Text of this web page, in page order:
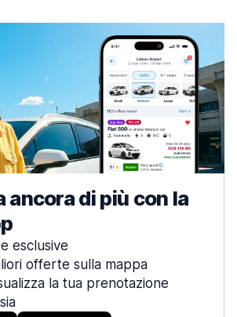
ancora di più con la
esclusive
offerte sulla mappa
la tua prenotazione